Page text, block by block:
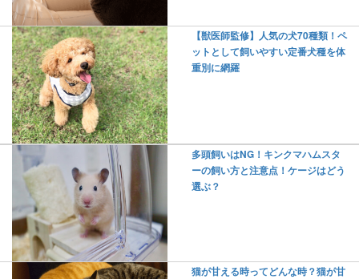
【獣医師監修】人気の犬70種類！ペ
ットとして飼いやすい定番犬種を体
重別に網羅
多頭飼いはNG！キンクマハムスタ
ーの飼い方と注意点！ケージはどう
選ぶ？
猫が甘える時ってどんな時？猫が甘